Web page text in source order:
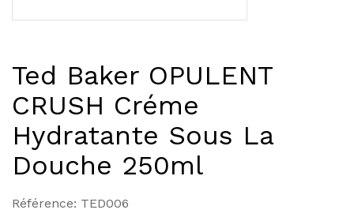
Ted Baker OPULENT
CRUSH Créme
Hydratante Sous La
Douche 250ml
Référence: TED006